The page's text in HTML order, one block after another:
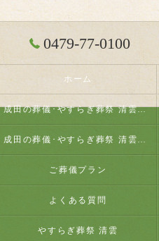
0479-77-0100
ホーム
成田の葬儀･やすらぎ葬祭 清雲の口コミ情報
成田の葬儀･やすらぎ葬祭 清雲のお客様の声
ご葬儀プラン
よくある質問
やすらぎ葬祭 清雲